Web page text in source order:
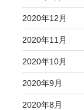
2020年12月
2020年11月
2020年10月
2020年9月
2020年8月